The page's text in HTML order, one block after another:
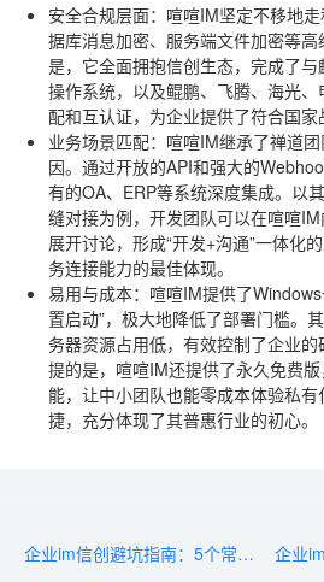
安全合规层面：喧喧IM坚定不移地
据库消息加密、服务端文件加密等
是，它全面拥抱信创生态，完成了
操作系统，以及鲲鹏、飞腾、海光
配和互认证，为企业提供了符合国家
业务场景匹配：喧喧IM继承了禅道
因。通过开放的API和强大的
有的OA、ERP等系统深度集成。以
缝对接为例，开发团队可以在喧喧IM
展开讨论，形成“开发+沟通”一体化
务连接能力的最佳体现。
易用与成本：喧喧IM提供了
置启动”，极大地降低了部署门槛。
务器资源占用低，有效控制了企业
提的是，喧喧IM还提供了永久免费
能，让中小团队也能零成本体验私
捷，充分体现了其普惠行业的初心。
企业im信创避坑指南：5个常见误区和推荐方案